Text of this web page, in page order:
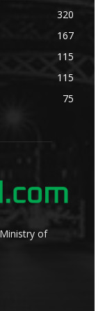
320
167
115
115
75
of